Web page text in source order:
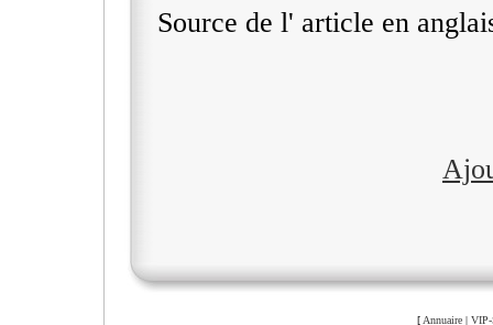
Source de l' article en
[ Annuaire |